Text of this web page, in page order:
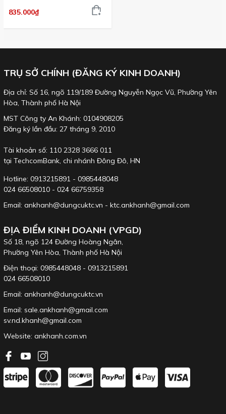
835.000₫
TRỤ SỞ CHÍNH (ĐĂNG KÝ KINH DOANH)
Địa chỉ: Số 16, ngõ 119/189 Đường Nguyễn Ngọc Vũ, Phường Yên
Hòa, Thành phố Hà Nội
MST Công ty An Khánh: 0104908205
Đăng ký lần đầu: 27 tháng 9, 2010
Tài khoản số: 110 2328 3666 011
tại TechcomBank, chi nhánh Đông Đô, HN
Hotline: 0913215891 - 0985448048
024 66508010 - 024 66759358
Email: ankhanh@dungcuktc.vn - ktc.ankhanh@gmail.com
ĐỊA ĐIỂM KINH DOANH (VPGD)
Số 18, ngõ 124 Đường Hoàng Ngân,
Phường Yên Hòa, Thành phố Hà Nội
Điện thoại: 0985448048 - 0913215891
024 66508010
Email: ankhanh@dungcuktc.vn
Email: sale.ankhanh@gmail.com
sv.nd.khanh@gmail.com
Website: ankhanh.com.vn